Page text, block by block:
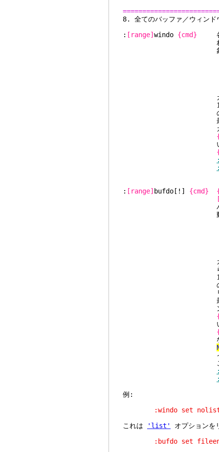
8. 全てのバッファ／ウィ
: [range] windo {cmd} 各
れた場合には、指
象となる。これは
カレントタブペ
1つのウィンドウに
のウィンドウに
最後のウィンドウ
カレントウィ
い
: [range] bufdo[!] {cmd}
バッファが操作対
動作を
カレントフ
られない場合、
1つのバッファに対
のバッファに対
リストされていな
最後のバッファ (
ントウィン
い
ない
イベン
これは各バッファ
例:
:windo set nolist
これは
'list'
オプションを
:bufdo set